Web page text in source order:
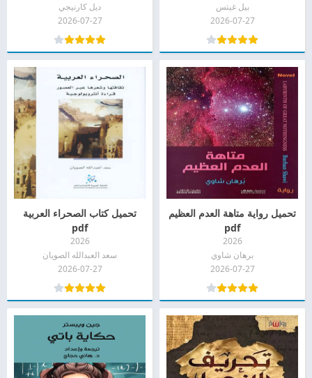
بيل غيتس
2026-07-27
ديل كارنيجي
2026-07-27
تحميل رواية متاهة العدم العظيم
pdf
2026
برهان شاوي
2026-07-27
تحميل كتاب الصحراء العربية
pdf
2026
سعد العبدالله الصويان
2026-07-27